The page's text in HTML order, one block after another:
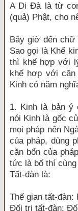
A Di Đà là từ
(quả) Phật, cho
Bây giờ đến chữ
Sao gọi là Khế
thì khế hợp với
khế hợp với
Kinh có năm
1. Kinh là bản ý
nói Kinh là gốc
mọi pháp nên
của pháp, dùng
căn bổn của
tức là bố thí
Tất-đàn là:
Thế gian tất-đàn:
Đối trị tất-đàn: